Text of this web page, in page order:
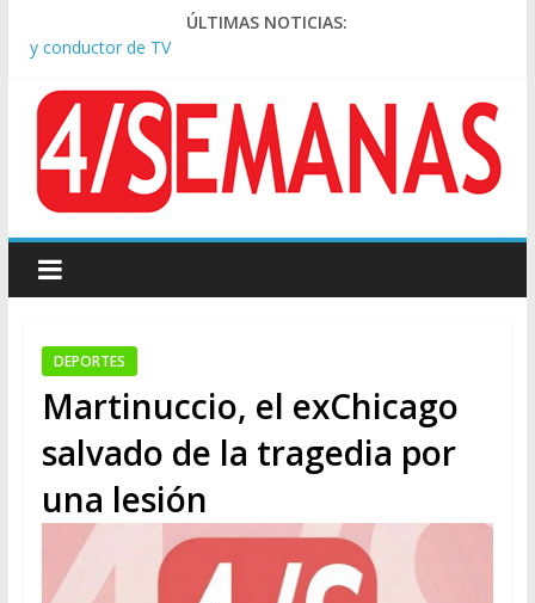
ÚLTIMAS NOTICIAS:
Pesar por la muerte de Leandro Rud, histórico representante
y conductor de TV
apuntó: “Vino un poco endiablada”
Causa AFA: el juez Amarante calificó de “ficción judicial” el
traslado del expediente a Campana
A pocas cuadras de La Bombonera chocaron un tren y un
colectivo: siete heridos
sindicatos y organizaciones sociales
DEPORTES
Martinuccio, el exChicago
salvado de la tragedia por
una lesión